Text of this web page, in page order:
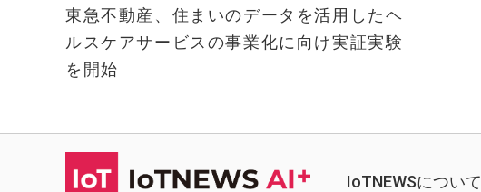
東急不動産、住まいのデータを活用したヘ
ルスケアサービスの事業化に向け実証実験
を開始
IoTNEWSについて